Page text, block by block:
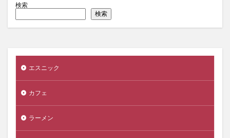
検索
検索
エスニック
カフェ
ラーメン